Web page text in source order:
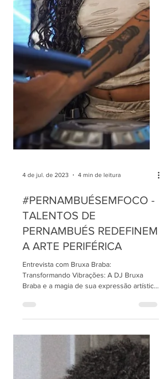
#PERNAMBUÉSEMFOCO -
TALENTOS DE
PERNAMBUÉS REDEFINEM
A ARTE PERIFÉRICA
Entrevista com Bruxa Braba:
Transformando Vibrações: A DJ Bruxa
Braba e a magia de sua expressão artística!